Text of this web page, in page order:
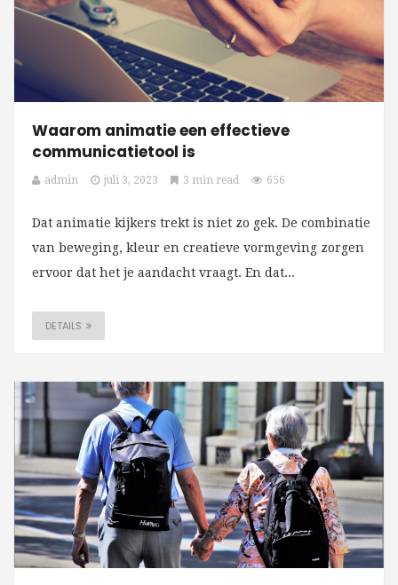
Waarom animatie een effectieve
communicatietool is
admin juli 3, 2023 3 min read 656
Dat animatie kijkers trekt is niet zo gek. De combinatie
van beweging, kleur en creatieve vormgeving zorgen
ervoor dat het je aandacht vraagt. En dat...
DETAILS